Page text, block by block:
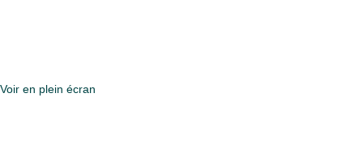
Voir en plein écran